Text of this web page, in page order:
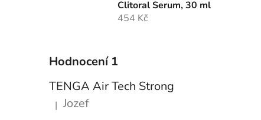
Clitoral Serum, 30 ml
454 Kč
Hodnocení 1
TENGA Air Tech Strong
Hodnocení produktu je 5 z 5 hvězdiček.
| Jozef